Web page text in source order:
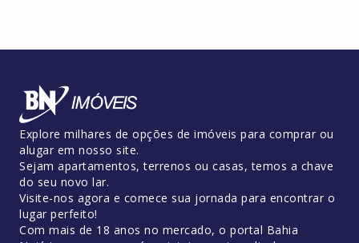
Explore milhares de opções de imóveis para comprar ou
alugar em nosso site.
Sejam apartamentos, terrenos ou casas, temos a chave
do seu novo lar.
Visite-nos agora e comece sua jornada para encontrar o
lugar perfeito!
Com mais de 18 anos no mercado, o portal Bahia